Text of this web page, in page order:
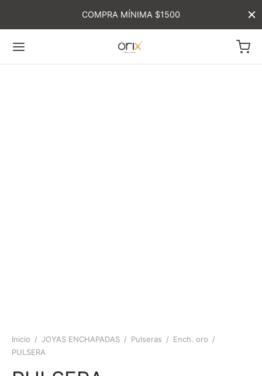
COMPRA MÍNIMA $1500
Inicio / JOYAS ENCHAPADAS / Pulseras / Ench. oro /
PULSERA